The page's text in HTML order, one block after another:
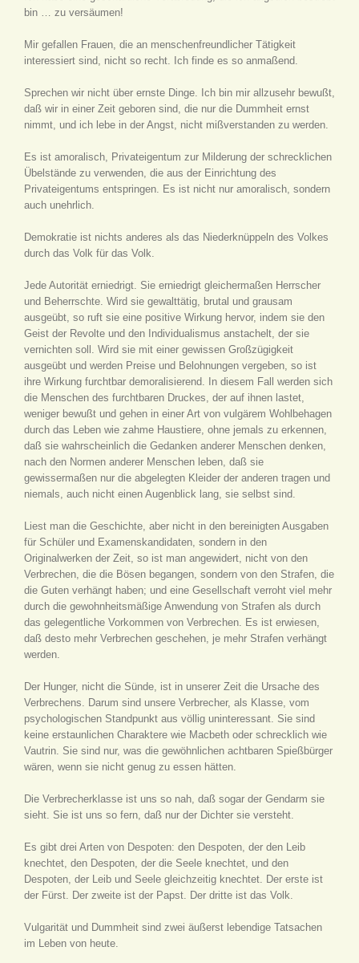
bin … zu versäumen!
Mir gefallen Frauen, die an menschenfreundlicher Tätigkeit
interessiert sind, nicht so recht. Ich finde es so anmaßend.
Sprechen wir nicht über ernste Dinge. Ich bin mir allzusehr bewußt,
daß wir in einer Zeit geboren sind, die nur die Dummheit ernst
nimmt, und ich lebe in der Angst, nicht mißverstanden zu werden.
Es ist amoralisch, Privateigentum zur Milderung der schrecklichen
Übelstände zu verwenden, die aus der Einrichtung des
Privateigentums entspringen. Es ist nicht nur amoralisch, sondern
auch unehrlich.
Demokratie ist nichts anderes als das Niederknüppeln des Volkes
durch das Volk für das Volk.
Jede Autorität erniedrigt. Sie erniedrigt gleichermaßen Herrscher
und Beherrschte. Wird sie gewalttätig, brutal und grausam
ausgeübt, so ruft sie eine positive Wirkung hervor, indem sie den
Geist der Revolte und den Individualismus anstachelt, der sie
vernichten soll. Wird sie mit einer gewissen Großzügigkeit
ausgeübt und werden Preise und Belohnungen vergeben, so ist
ihre Wirkung furchtbar demoralisierend. In diesem Fall werden sich
die Menschen des furchtbaren Druckes, der auf ihnen lastet,
weniger bewußt und gehen in einer Art von vulgärem Wohlbehagen
durch das Leben wie zahme Haustiere, ohne jemals zu erkennen,
daß sie wahrscheinlich die Gedanken anderer Menschen denken,
nach den Normen anderer Menschen leben, daß sie
gewissermaßen nur die abgelegten Kleider der anderen tragen und
niemals, auch nicht einen Augenblick lang, sie selbst sind.
Liest man die Geschichte, aber nicht in den bereinigten Ausgaben
für Schüler und Examenskandidaten, sondern in den
Originalwerken der Zeit, so ist man angewidert, nicht von den
Verbrechen, die die Bösen begangen, sondern von den Strafen, die
die Guten verhängt haben; und eine Gesellschaft verroht viel mehr
durch die gewohnheitsmäßige Anwendung von Strafen als durch
das gelegentliche Vorkommen von Verbrechen. Es ist erwiesen,
daß desto mehr Verbrechen geschehen, je mehr Strafen verhängt
werden.
Der Hunger, nicht die Sünde, ist in unserer Zeit die Ursache des
Verbrechens. Darum sind unsere Verbrecher, als Klasse, vom
psychologischen Standpunkt aus völlig uninteressant. Sie sind
keine erstaunlichen Charaktere wie Macbeth oder schrecklich wie
Vautrin. Sie sind nur, was die gewöhnlichen achtbaren Spießbürger
wären, wenn sie nicht genug zu essen hätten.
Die Verbrecherklasse ist uns so nah, daß sogar der Gendarm sie
sieht. Sie ist uns so fern, daß nur der Dichter sie versteht.
Es gibt drei Arten von Despoten: den Despoten, der den Leib
knechtet, den Despoten, der die Seele knechtet, und den
Despoten, der Leib und Seele gleichzeitig knechtet. Der erste ist
der Fürst. Der zweite ist der Papst. Der dritte ist das Volk.
Vulgarität und Dummheit sind zwei äußerst lebendige Tatsachen
im Leben von heute.